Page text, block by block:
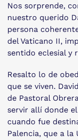
Nos sorprende,
nuestro querido
persona
del Vaticano II,
sentido eclesial y
Resalto lo de
que se viven.
de Pastoral
servir allí donde
cuando fue
Palencia, que a la